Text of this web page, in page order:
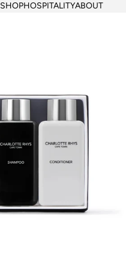
SHOPHOSPITALITYABOUT